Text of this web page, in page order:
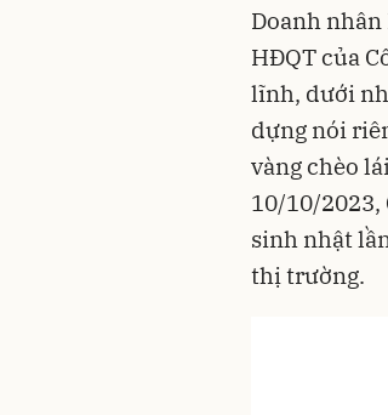
Doanh
HĐQT của
lĩnh, dưới
dựng nói
vàng chèo
10/10/2023,
sinh nhật
thị trường.